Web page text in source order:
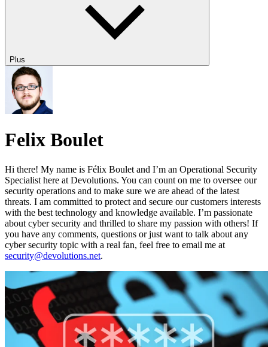
Plus
Felix Boulet
Hi there! My name is Félix Boulet and I’m an Operational Security
Specialist here at Devolutions. You can count on me to oversee our
security operations and to make sure we are ahead of the latest
threats. I am committed to protect and secure our customers interests
with the best technology and knowledge available. I’m passionate
about cyber security and thrilled to share my passion with others! If
you have any comments, questions or just want to talk about any
cyber security topic with a real fan, feel free to email me at
security@devolutions.net.